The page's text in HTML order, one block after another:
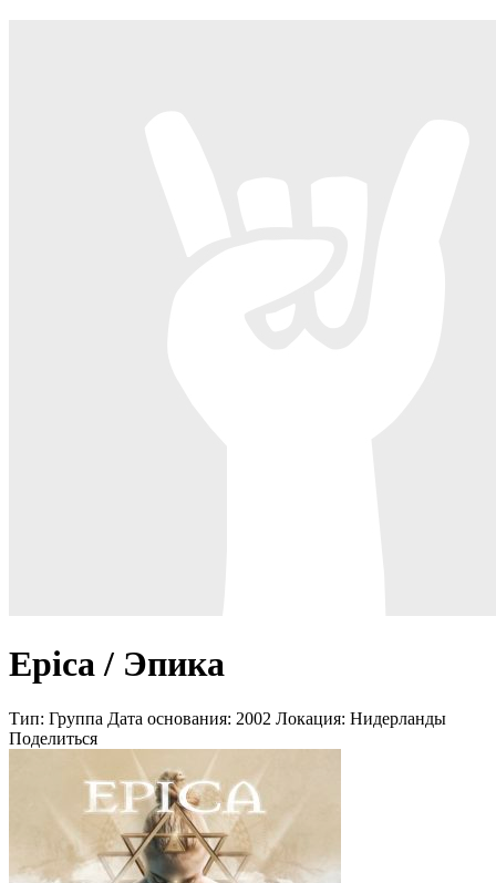
Epica / Эпика
Тип: Группа Дата основания: 2002 Локация: Нидерланды
Поделиться